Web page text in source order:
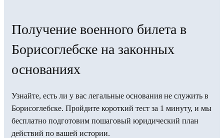
Получение военного билета в
Борисоглебске на законных
основаниях
Узнайте, есть ли у вас легальные основания не служить в
Борисоглебске. Пройдите короткий тест за 1 минуту, и мы
бесплатно подготовим пошаговый юридический план
действий по вашей истории.